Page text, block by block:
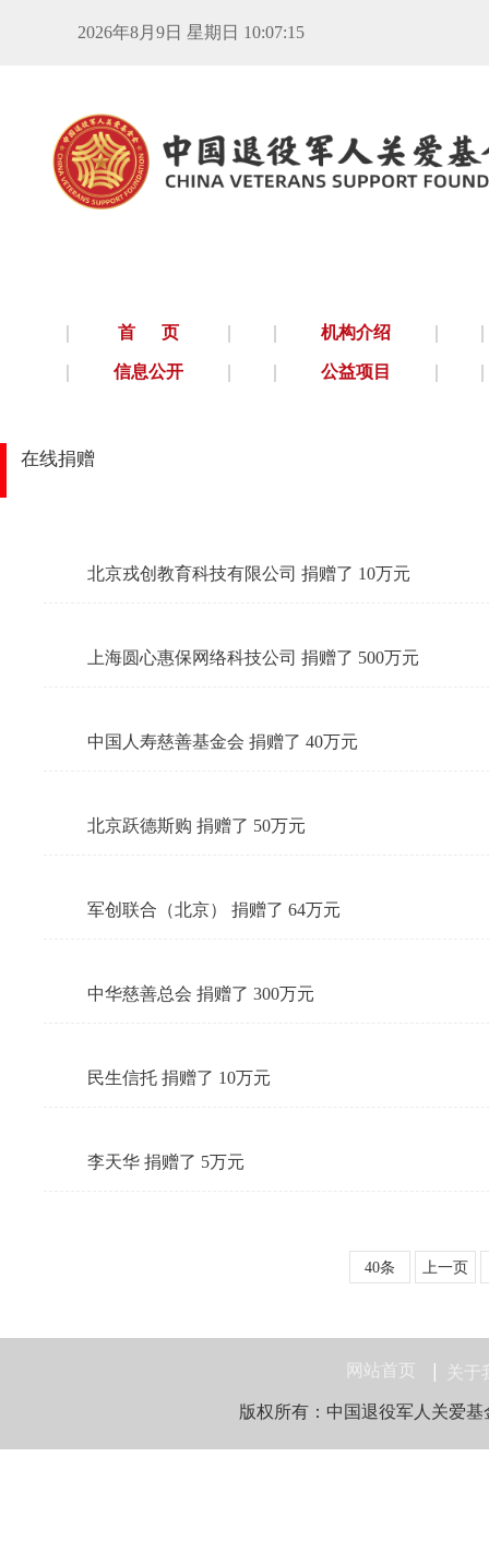
2026年8月9日 星期日 10:07:15
首 页 机构介绍
信息公开 公益项目
在线捐赠
北京戎创教育科技有限公司 捐赠了 10万元
上海圆心惠保网络科技公司 捐赠了 500万元
中国人寿慈善基金会 捐赠了 40万元
北京跃德斯购 捐赠了 50万元
军创联合（北京） 捐赠了 64万元
中华慈善总会 捐赠了 300万元
民生信托 捐赠了 10万元
李天华 捐赠了 5万元
40条 上一页
网站首页 关于
版权所有：中国退役军人关爱基